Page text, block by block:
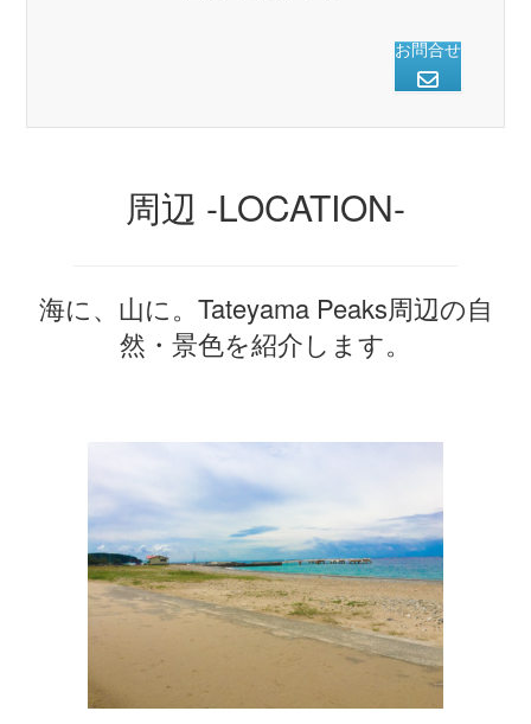
お問合せ
周辺 -LOCATION-
海に、山に。Tateyama Peaks周辺の自
然・景色を紹介します。